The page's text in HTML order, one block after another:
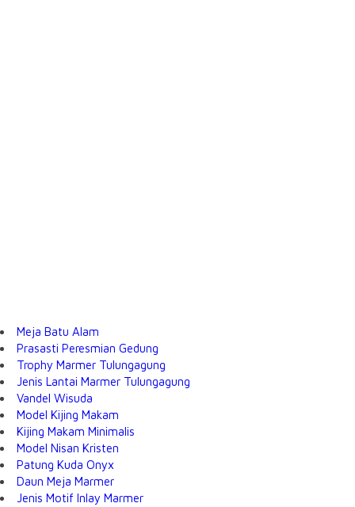
Meja Batu Alam
Prasasti Peresmian Gedung
Trophy Marmer Tulungagung
Jenis Lantai Marmer Tulungagung
Vandel Wisuda
Model Kijing Makam
Kijing Makam Minimalis
Model Nisan Kristen
Patung Kuda Onyx
Daun Meja Marmer
Jenis Motif Inlay Marmer